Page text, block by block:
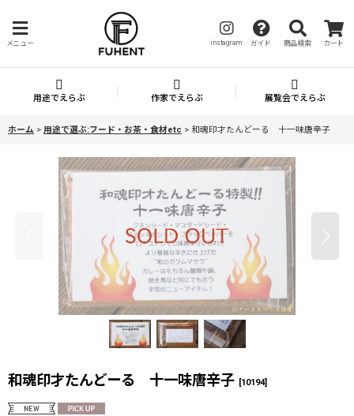
メニュー instagram ガイド 商品検索 カート
用途でえらぶ 作家でえらぶ 展覧会でえらぶ
ホーム > 用途で選ぶ:フード・お茶・食材etc > 和魂印才たんどーる 十一味唐辛子
和魂印才たんどーる 十一味唐辛子 [10194]